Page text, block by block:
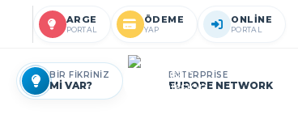
ARGE
PORTAL
ÖDEME
YAP
ONLİNE
PORTAL
BİR FİKRİNİZ
Mİ VAR?
ENTERPRİSE
EUROPE NETWORK